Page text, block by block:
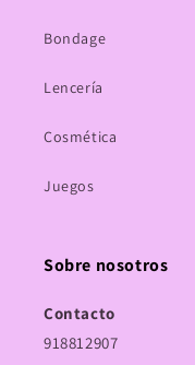
Bondage
Lencería
Cosmética
Juegos
Sobre nosotros
Contacto
918812907